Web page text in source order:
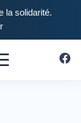
la solidarité.